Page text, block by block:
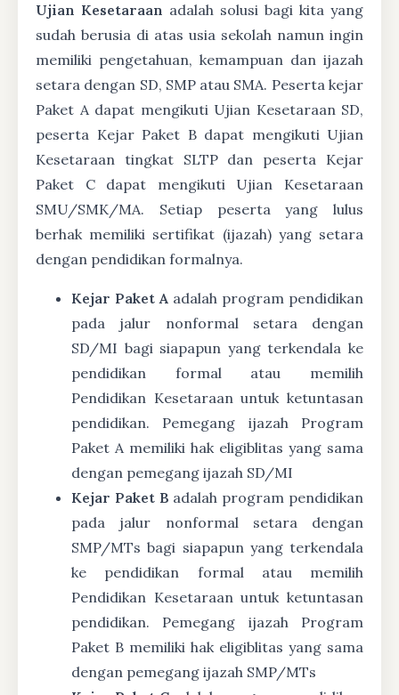
Ujian Kesetaraan adalah solusi bagi kita yang
sudah berusia di atas usia sekolah namun ingin
memiliki pengetahuan, kemampuan dan ijazah
setara dengan SD, SMP atau SMA. Peserta kejar
Paket A dapat mengikuti Ujian Kesetaraan SD,
peserta Kejar Paket B dapat mengikuti Ujian
Kesetaraan tingkat SLTP dan peserta Kejar
Paket C dapat mengikuti Ujian Kesetaraan
SMU/SMK/MA. Setiap peserta yang lulus
berhak memiliki sertifikat (ijazah) yang setara
dengan pendidikan formalnya.
Kejar Paket A adalah program pendidikan
pada jalur nonformal setara dengan
SD/MI bagi siapapun yang terkendala ke
pendidikan formal atau memilih
Pendidikan Kesetaraan untuk ketuntasan
pendidikan. Pemegang ijazah Program
Paket A memiliki hak eligiblitas yang sama
dengan pemegang ijazah SD/MI
Kejar Paket B adalah program pendidikan
pada jalur nonformal setara dengan
SMP/MTs bagi siapapun yang terkendala
ke pendidikan formal atau memilih
Pendidikan Kesetaraan untuk ketuntasan
pendidikan. Pemegang ijazah Program
Paket B memiliki hak eligiblitas yang sama
dengan pemegang ijazah SMP/MTs